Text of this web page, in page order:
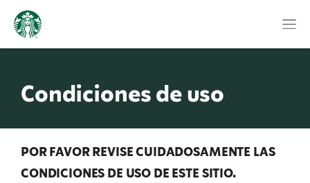
Condiciones de uso
POR FAVOR REVISE CUIDADOSAMENTE LAS
CONDICIONES DE USO DE ESTE SITIO.